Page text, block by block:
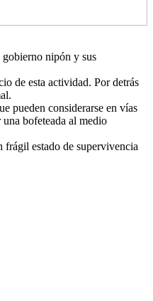
gobierno nipón y sus
de esta actividad. Por detrás
pueden considerarse en vías
bofeteada al medio
frágil estado de supervivencia